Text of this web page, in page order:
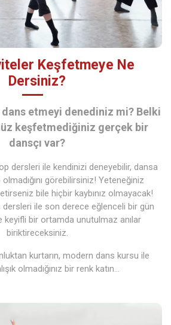
Keşfetmeye Ne
Dersiniz?
etmeyi denediniz mi? Belki
keşfetmediğiniz gerçek bir
dansçı var?
dersleri ile kendinizi deneyebilir, dansa
görebilirsiniz! Yeteneğiniz
bile hiçbir kaybınız olmayacak!
ile son derece eğlenceli bir gün
keyifli bir ortamda unutulmaz anılar
biriktireceksiniz.
kurtarın, modern dans kursu ile
olmadığınız bir renk katın…